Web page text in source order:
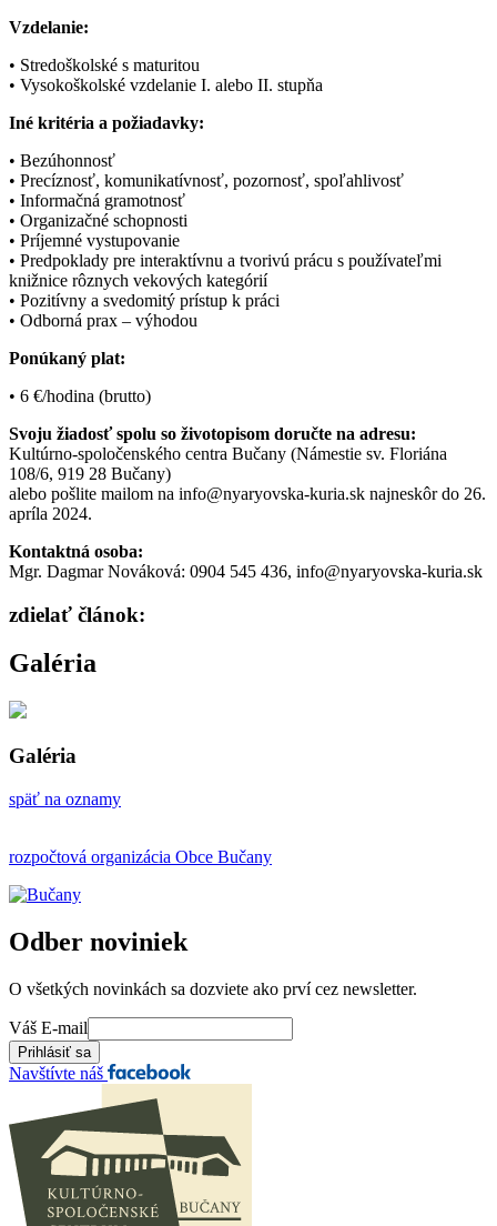
Vzdelanie:
• Stredoškolské s maturitou
• Vysokoškolské vzdelanie I. alebo II. stupňa
Iné kritéria a požiadavky:
• Bezúhonnosť
• Precíznosť, komunikatívnosť, pozornosť, spoľahlivosť
• Informačná gramotnosť
• Organizačné schopnosti
• Príjemné vystupovanie
• Predpoklady pre interaktívnu a tvorivú prácu s používateľmi
knižnice rôznych vekových kategórií
• Pozitívny a svedomitý prístup k práci
• Odborná prax – výhodou
Ponúkaný plat:
• 6 €/hodina (brutto)
Svoju žiadosť spolu so životopisom doručte na adresu:
Kultúrno-spoločenského centra Bučany (Námestie sv. Floriána
108/6, 919 28 Bučany)
alebo pošlite mailom na info@nyaryovska-kuria.sk najneskôr do 26.
apríla 2024.
Kontaktná osoba:
Mgr. Dagmar Nováková: 0904 545 436, info@nyaryovska-kuria.sk
zdielať článok:
Galéria
Galéria
späť na oznamy
rozpočtová organizácia Obce Bučany
Odber noviniek
O všetkých novinkách sa dozviete ako prví cez newsletter.
Váš E-mail
Navštívte náš